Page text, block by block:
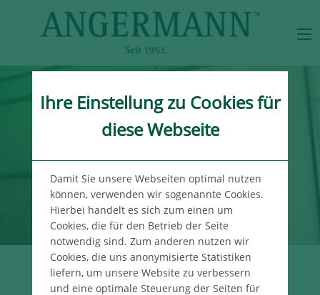
UNSER WISSEN
Ihre Einstellung zu Cookies für
diese Webseite
Damit Sie unsere Webseiten optimal nutzen
können, verwenden wir sogenannte Cookies.
Hierbei handelt es sich zum einen um
Cookies, die für den Betrieb der Seite
notwendig sind. Zum anderen nutzen wir
Cookies, die uns anonymisierte Statistiken
liefern, um unsere Website zu verbessern
und eine optimale Steuerung der Seiten für